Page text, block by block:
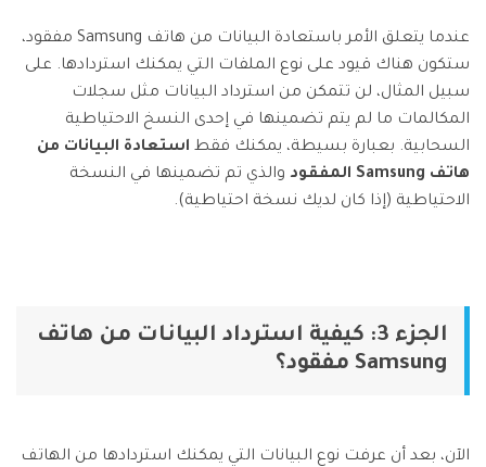
عندما يتعلق الأمر باستعادة البيانات من هاتف Samsung مفقود،
ستكون هناك قيود على نوع الملفات التي يمكنك استردادها. على
سبيل المثال، لن تتمكن من استرداد البيانات مثل سجلات
المكالمات ما لم يتم تضمينها في إحدى النسخ الاحتياطية
السحابية. بعبارة بسيطة، يمكنك فقط استعادة البيانات من
هاتف Samsung المفقود
والذي تم تضمينها في النسخة
الاحتياطية (إذا كان لديك نسخة احتياطية).
الجزء 3: كيفية استرداد البيانات من هاتف
Samsung مفقود؟
الآن، بعد أن عرفت نوع البيانات التي يمكنك استردادها من الهاتف